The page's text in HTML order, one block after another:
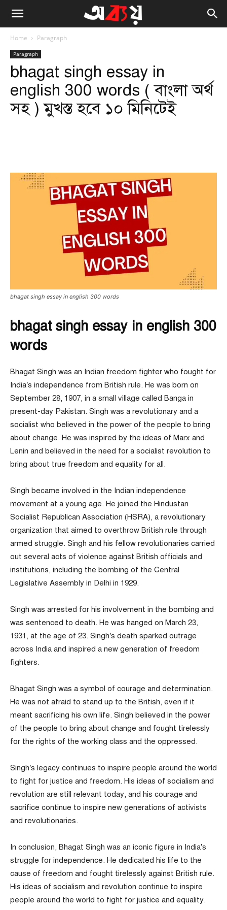
Home Paragraph
Paragraph
bhagat singh essay in
english 300 words ( বাংলা অর্থ
সহ ) মুখস্ত হবে ১০ মিনিটেই
bhagat singh essay in english 300 words
bhagat singh essay in english 300
words
Bhagat Singh was an Indian freedom fighter who fought for
India’s independence from British rule. He was born on
September 28, 1907, in a small village called Banga in
present-day Pakistan. Singh was a revolutionary and a
socialist who believed in the power of the people to bring
about change. He was inspired by the ideas of Marx and
Lenin and believed in the need for a socialist revolution to
bring about true freedom and equality for all.
Singh became involved in the Indian independence
movement at a young age. He joined the Hindustan
Socialist Republican Association (HSRA), a revolutionary
organization that aimed to overthrow British rule through
armed struggle. Singh and his fellow revolutionaries carried
out several acts of violence against British officials and
institutions, including the bombing of the Central
Legislative Assembly in Delhi in 1929.
Singh was arrested for his involvement in the bombing and
was sentenced to death. He was hanged on March 23,
1931, at the age of 23. Singh’s death sparked outrage
across India and inspired a new generation of freedom
fighters.
Bhagat Singh was a symbol of courage and determination.
He was not afraid to stand up to the British, even if it
meant sacrificing his own life. Singh believed in the power
of the people to bring about change and fought tirelessly
for the rights of the working class and the oppressed.
Singh’s legacy continues to inspire people around the world
to fight for justice and freedom. His ideas of socialism and
revolution are still relevant today, and his courage and
sacrifice continue to inspire new generations of activists
and revolutionaries.
In conclusion, Bhagat Singh was an iconic figure in India’s
struggle for independence. He dedicated his life to the
cause of freedom and fought tirelessly against British rule.
His ideas of socialism and revolution continue to inspire
people around the world to fight for justice and equality.